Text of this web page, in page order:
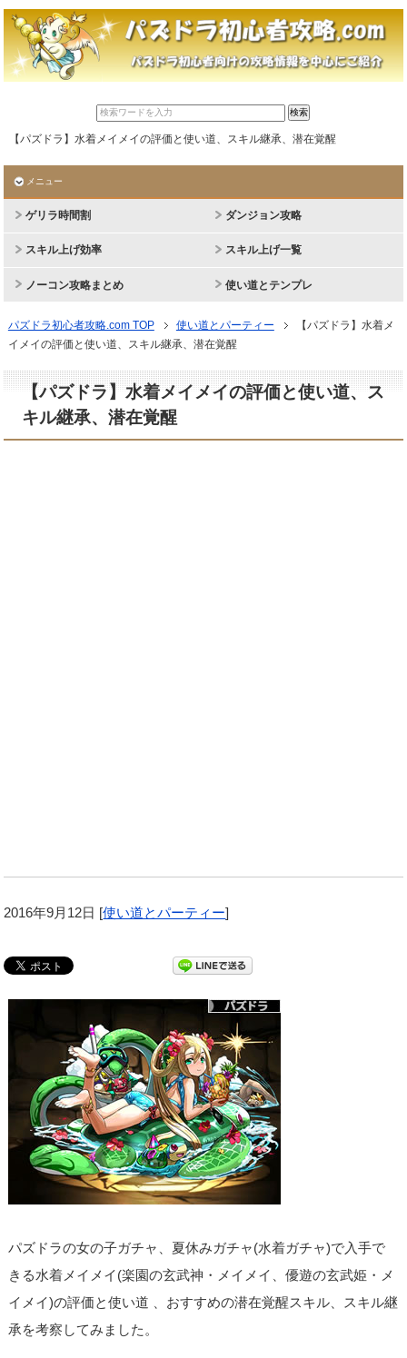
【パズドラ】水着メイメイの評価と使い道、スキル継承、潜在覚醒
メニュー
ゲリラ時間割 ダンジョン攻略
スキル上げ効率 スキル上げ一覧
ノーコン攻略まとめ 使い道とテンプレ
パズドラ初心者攻略.com TOP 使い道とパーティー
【パズドラ】水着メ
イメイの評価と使い道、スキル継承、潜在覚醒
【パズドラ】水着メイメイの評価と使い道、ス
キル継承、潜在覚醒
2016年9月12日 [使い道とパーティー]
パズドラの女の子ガチャ、夏休みガチャ(水着ガチャ)で入手で
きる水着メイメイ(楽園の玄武神・メイメイ、優遊の玄武姫・メ
イメイ)の評価と使い道 、おすすめの潜在覚醒スキル、スキル継
承を考察してみました。